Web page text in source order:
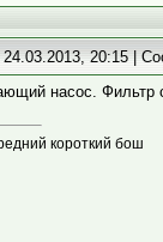
24.03.2013, 20:15 |
насос. Фильтр
короткий бош